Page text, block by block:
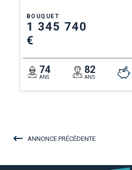
BOUQUET
1 345 740
€
74
ANS
82
ANS
ANNONCE PRÉCÉDENTE